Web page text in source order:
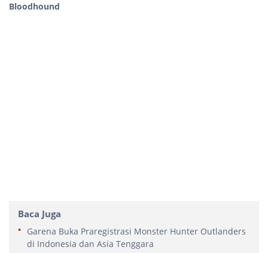
Bloodhound
Baca Juga
Garena Buka Praregistrasi Monster Hunter Outlanders
di Indonesia dan Asia Tenggara